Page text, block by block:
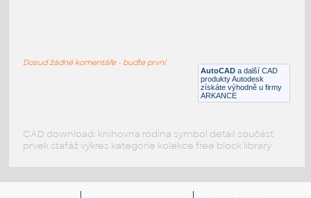
IPT Plastové součásti
AutoCAD a další CAD
produkty Autodesk
získáte výhodně u firmy
ARKANCE
Dosud žádné komentáře - buďte první
CAD download: knihovna rodina symbol detail součást
prvek stafáž výkres kategorie kolekce free block library